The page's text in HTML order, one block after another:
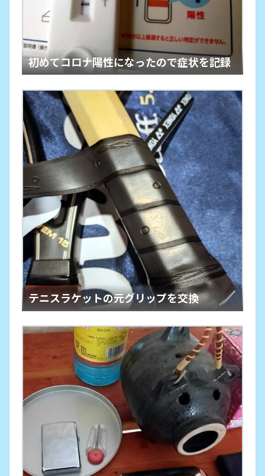
初めてコロナ陽性になったので症状を記録
テニスラケットの元グリップを交換